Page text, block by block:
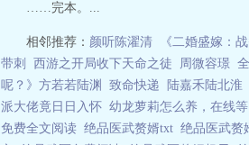
……完本。...
相邻推荐： 颜听陈濯清 《二婚盛嫁：
带刺
西游之开局收下天命之徒 周微容璟
呢？》方若若陆渊
致命快递 陆嘉禾陆北淮
派大佬竟日日入怀 幼龙萝莉怎么养，在线等
免费全文阅读 绝品医武赘婿txt 绝品医武赘